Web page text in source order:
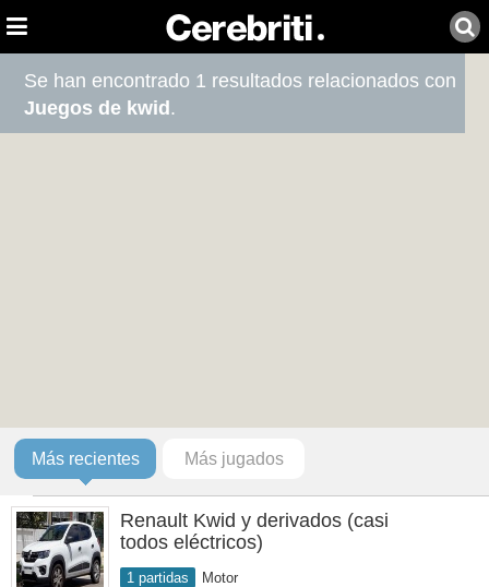
Se han encontrado 1 resultados relacionados con
Juegos de kwid .
Más recientes Más jugados
Renault Kwid y derivados (casi
todos eléctricos)
1 partidas Motor